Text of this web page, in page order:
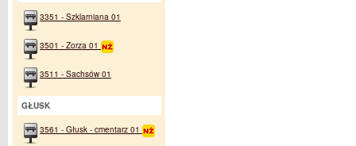
3351 - Szklarniana 01
3501 - Zorza 01
3511 - Sachsów 01
GŁUSK
3561 - Głusk - cmentarz 01